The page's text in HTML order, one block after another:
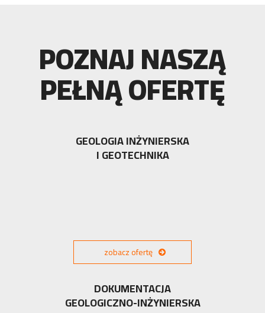
POZNAJ NASZĄ
PEŁNĄ OFERTĘ
GEOLOGIA INŻYNIERSKA
I GEOTECHNIKA
zobacz ofertę
DOKUMENTACJA
GEOLOGICZNO-INŻYNIERSKA